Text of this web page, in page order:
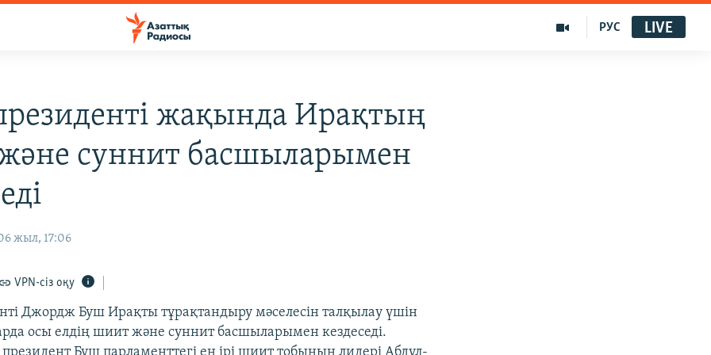
РУС LIVE
жақында Ирақтың
суннит басшыларымен
жыл, 17:06
VPN-сіз оқу
Джордж Буш Ирақты тұрақтандыру мәселесін талқылау үшін
осы елдің шиит және суннит басшыларымен кездеседі.